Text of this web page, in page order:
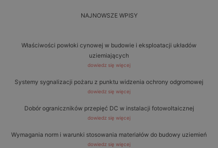
NAJNOWSZE WPISY
Właściwości powłoki cynowej w budowie i eksploatacji układów
uziemiających
dowiedz się więcej
Systemy sygnalizacji pożaru z punktu widzenia ochrony odgromowej
dowiedz się więcej
Dobór ograniczników przepięć DC w instalacji fotowoltaicznej
dowiedz się więcej
Wymagania norm i warunki stosowania materiałów do budowy uziemień
dowiedz się więcej